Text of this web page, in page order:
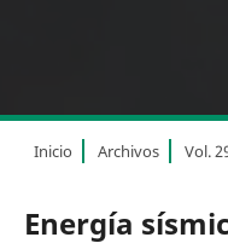
Inicio Archivos Vol.
Energía